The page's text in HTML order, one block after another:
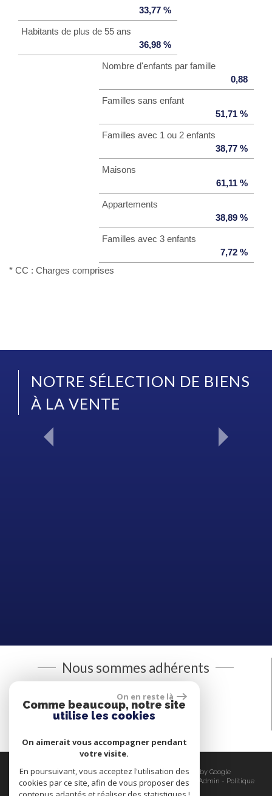
33,77 %
Habitants de plus de 55 ans
36,98 %
Nombre d'enfants par famille
0,88
Familles sans enfant
51,71 %
Familles avec 1 ou 2 enfants
38,77 %
Maisons
61,11 %
Appartements
38,89 %
Familles avec 3 enfants
7,72 %
* CC : Charges comprises
NOTRE SÉLECTION DE BIENS
À LA VENTE
Nous sommes adhérents
© 2026 | Tous droits réservés | Traduction powered by Google
Plan du site-Mentions légales-Nos honoraires- Liens Admin - Politique
RGPD
On en reste là
Comme beaucoup, notre site
utilise les cookies
On aimerait vous accompagner pendant
votre visite.
En poursuivant, vous acceptez l'utilisation des
cookies par ce site, afin de vous proposer des